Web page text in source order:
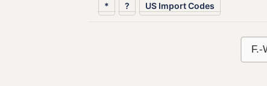
* ? US Import Codes